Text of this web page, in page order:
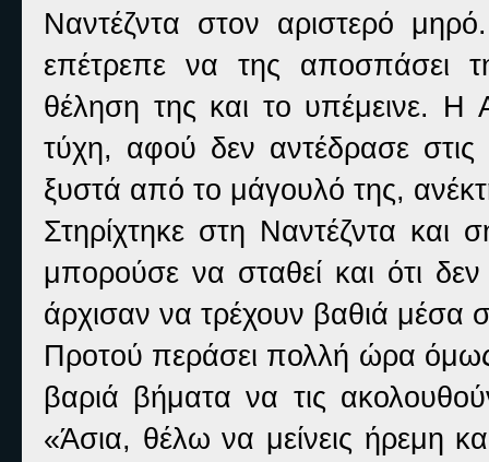
Ναντέζντα στον αριστερό
επέτρεπε να της αποσπάσει
θέληση της και το υπέμεινε. Η
τύχη, αφού δεν αντέδρασε
ξυστά από το μάγουλό της,
Στηρίχτηκε στη Ναντέζντα και
μπορούσε να σταθεί και ότι
άρχισαν να τρέχουν βαθιά μέσα
Προτού περάσει πολλή ώρα
βαριά βήματα να τις
«Άσια, θέλω να μείνεις ήρεμη